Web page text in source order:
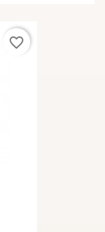
favorite_border